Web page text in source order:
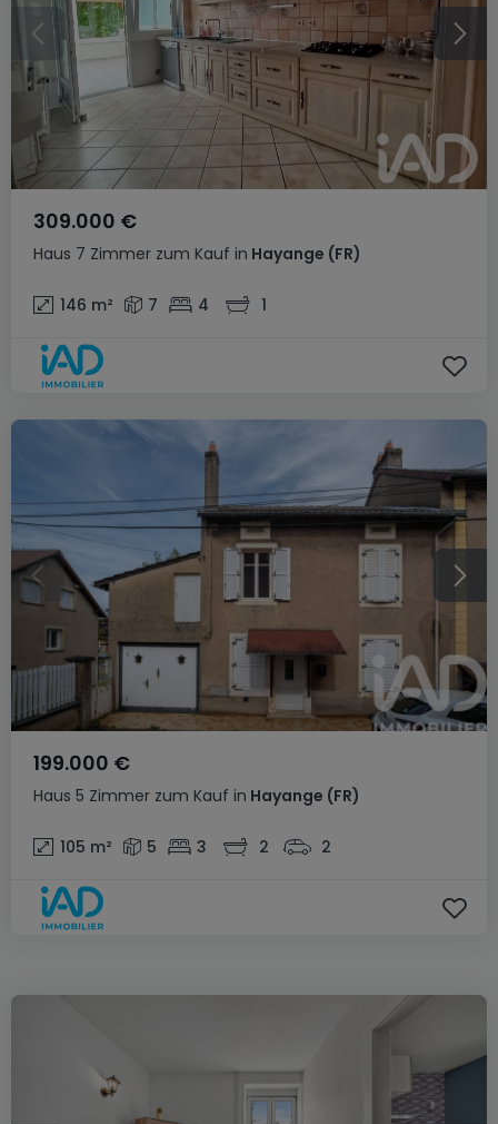
Haus 7 Zimmer zum Kauf in Hayange (FR)
309.000 €
146 m² 7 4 1
Haus 5 Zimmer zum Kauf in Hayange (FR)
199.000 €
105 m² 5 3 2 2